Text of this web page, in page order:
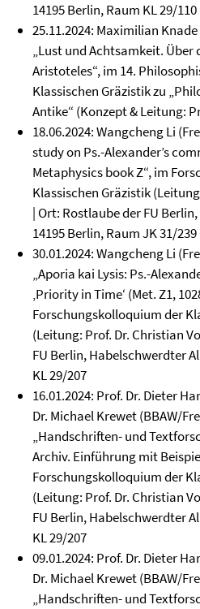
14195 Berlin, Raum KL 29/110
25.11.2024: Maximilian
„Lust und Achtsamkeit. Über
Aristoteles“, im 14.
Klassischen Gräzistik zu
Antike“ (Konzept & Leitung:
18.06.2024: Wangcheng Li
study on Ps.-Alexander’s
Metaphysics book Z“, im
Klassischen Gräzistik
| Ort: Rostlaube der FU
14195 Berlin, Raum JK 31/239
30.01.2024: Wangcheng Li
„Aporia kai Lysis: Ps.-
‚Priority in Time‘ (Met. Z1,
Forschungskolloquium der
(Leitung: Prof. Dr. Christian
FU Berlin, Habelschwerdter
KL 29/207
16.01.2024: Prof. Dr. Dieter
Dr. Michael Krewet (BBAW/
„Handschriften- und
Archiv. Einführung mit
Forschungskolloquium der
(Leitung: Prof. Dr. Christian
FU Berlin, Habelschwerdter
KL 29/207
09.01.2024: Prof. Dr. Dieter
Dr. Michael Krewet (BBAW/
„Handschriften- und